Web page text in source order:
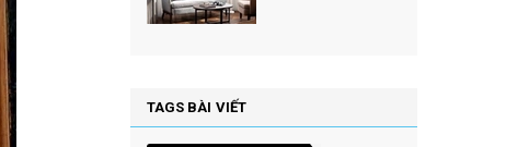
TAGS BÀI VIẾT